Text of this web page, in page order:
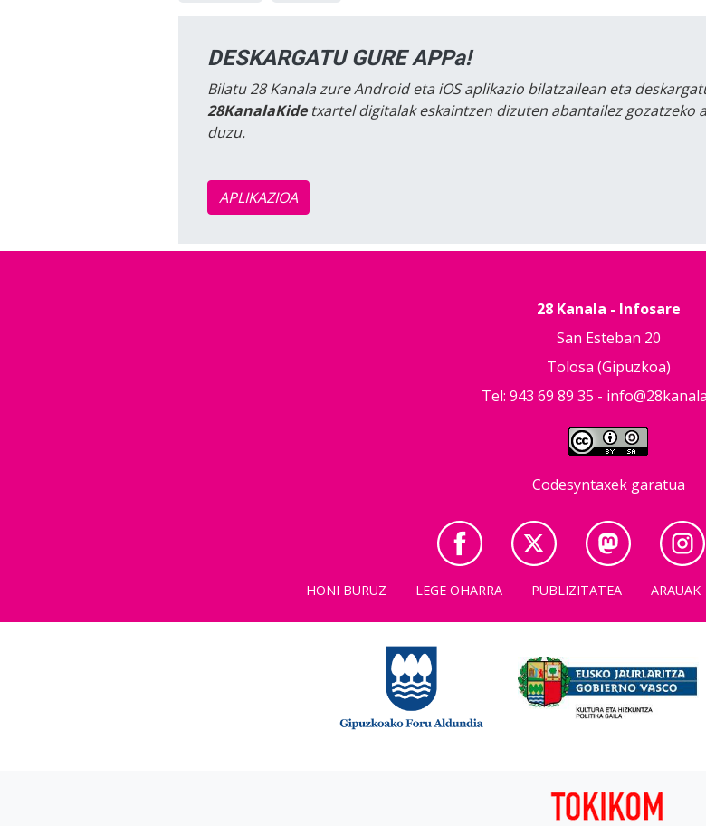
DESKARGATU GURE APPa!
Bilatu 28 Kanala zure Android eta iOS aplikazio bilatzailean eta
28KanalaKidetxartel digitalak eskaintzen dizuten abantailez gozatzeko
duzu.
APLIKAZIOA
28 Kanala - Infosare
San Esteban 20
Tolosa (Gipuzkoa)
Tel: 943 69 89 35 -
Codesyntaxek garatua
HONI BURUZ LEGE OHARRA PUBLIZITATEA ARAUAK